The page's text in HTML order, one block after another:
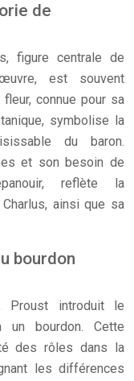
de
figure centrale de
est souvent
fleur, connue pour sa
symbolise la
du baron.
et son besoin de
reflète la
ainsi que sa
bourdon
Proust introduit le
un bourdon. Cette
des rôles dans la
les différences